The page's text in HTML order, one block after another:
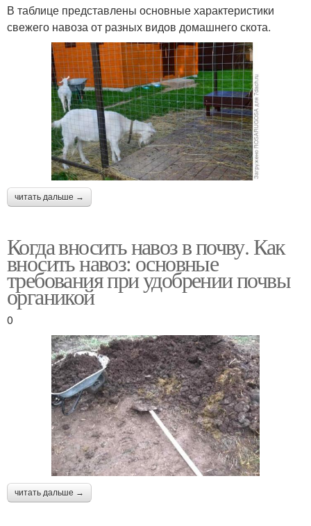
В таблице представлены основные характеристики
свежего навоза от разных видов домашнего скота.
читать дальше →
Когда вносить навоз в почву. Как
вносить навоз: основные
требования при удобрении почвы
органикой
0
читать дальше →